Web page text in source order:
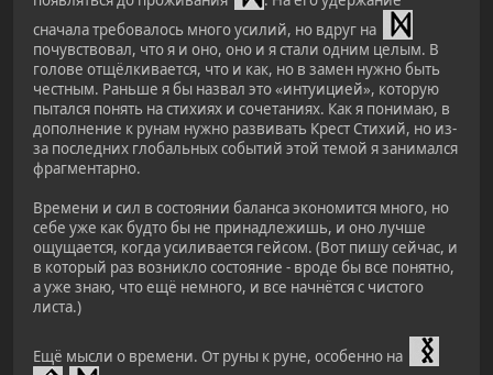
сначала требовалось много усилий, но вдруг на
почувствовал, что я и оно, оно и я стали одним целым. В
голове отщёлкивается, что и как, но в замен нужно быть
честным. Раньше я бы назвал это «интуицией», которую
пытался понять на стихиях и сочетаниях. Как я понимаю, в
дополнение к рунам нужно развивать Крест Стихий, но из-
за последних глобальных событий этой темой я занимался
фрагментарно.
Времени и сил в состоянии баланса экономится много, но
себе уже как будто бы не принадлежишь, и оно лучше
ощущается, когда усиливается гейсом. (Вот пишу сейчас, и
в который раз возникло состояние - вроде бы все понятно,
а уже знаю, что ещё немного, и все начнётся с чистого
листа.)
Ещё мысли о времени. От руны к руне, особенно на